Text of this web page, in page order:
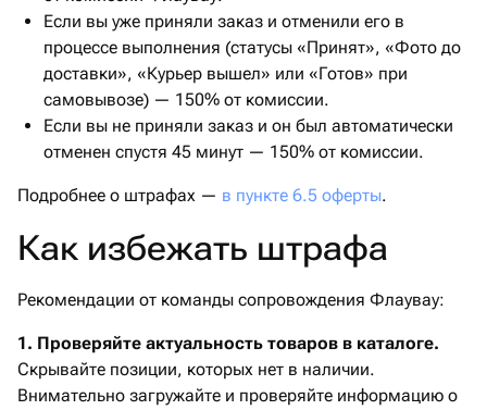
Если вы уже приняли заказ и отменили его в
процессе выполнения (статусы «Принят», «Фото до
доставки», «Курьер вышел» или «Готов» при
самовывозе) — 150% от комиссии.
Если вы не приняли заказ и он был автоматически
отменен спустя 45 минут — 150% от комиссии.
Подробнее о штрафах — в пункте 6.5 оферты.
Как избежать штрафа
Рекомендации от команды сопровождения Флаувау:
1. Проверяйте актуальность товаров в каталоге.
Скрывайте позиции, которых нет в наличии.
Внимательно загружайте и проверяйте информацию о